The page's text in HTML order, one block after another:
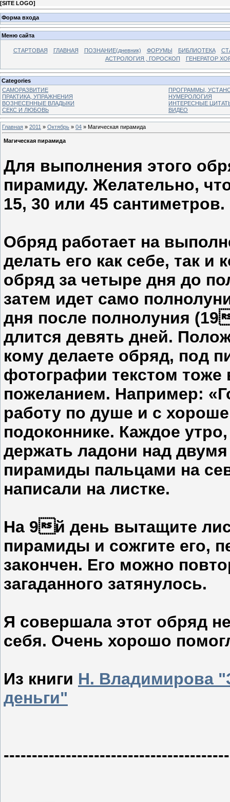
[SITE LOGO]
Форма входа
Меню сайта
СТАРТОВАЯ ГЛАВНАЯ ПОЗНАНИЕ(дневник) ФОРУМЫ БИБЛИОТЕКА
АСТРОЛОГИЯ , ГОРОСКОП
ГЕНЕРАТОР
Categories
САМОРАЗВИТИЕ
ПРОГРАММЫ,
ПРАКТИКА, УПРАЖНЕНИЯ
НУМЕРОЛОГИЯ
ВОЗНЕСЕННЫЕ ВЛАДЫКИ
ИНТЕРЕСНЫЕ
СЕКС И ЛЮБОВЬ
ВИДЕО
Главная » 2011 » Октябрь » 04 » Магическая пирамида
Магическая пирамида
Для выполнения этого
пирамиду. Желательно,
15, 30 или 45 сантиметров.
Обряд работает на
делать его как себе, так
обряд за четыре дня до
затем идет само
дня после полнолуния
длится девять дней.
кому делаете обряд, под
фотографии текстом тоже
пожеланием. Например:
работу по душе и с
подоконнике. Каждое
держать ладони над
пирамиды пальцами на
написали на листке.
На 9й день вытащите
пирамиды и сожгите его,
закончен. Его можно
загаданного затянулось.
Я совершала этот обряд
себя. Очень хорошо
Из книги Н. Владимирова
деньги"